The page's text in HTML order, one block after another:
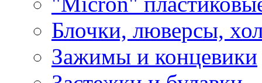
Блочки, люверсы,
Зажимы и концевики